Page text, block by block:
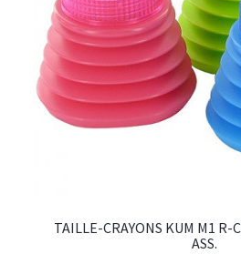
TAILLE-CRAYONS KUM M1 R-
ASS.